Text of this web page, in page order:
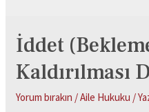
İddet
Kaldırılması
Yorum bırakın /Aile Hukuku /